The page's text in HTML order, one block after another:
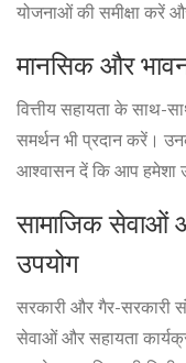
योजनाओं की समीक्षा करें
मानसिक और
वित्तीय सहायता के साथ-
समर्थन भी प्रदान करें।
आश्वासन दें कि आप हमेशा
सामाजिक सेवाओं
उपयोग
सरकारी और गैर-सरकारी
सेवाओं और सहायता